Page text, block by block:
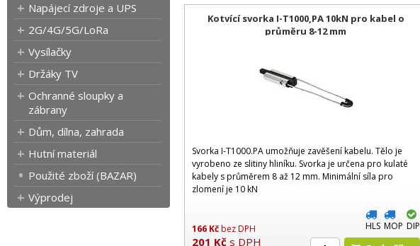
Napájecí zdroje a UPS
2G/4G/5G/LoRa
Vysílačky
Držáky TV
Ochranné sloupky a
zábrany
Dům, dílna, zahrada
Hutní materiál
Použité zboží (BAZAR)
Výprodej
Kotvící svorka I-T1000,PA 10kN pro kabel o
průměru 8-12 mm
Svorka I-T1000.PA umožňuje zavěšení kabelu. Tělo je
vyrobeno ze slitiny hliníku. Svorka je určena pro kulaté
kabely s průměrem 8 až 12 mm. Minimální síla pro
zlomení je 10 kN
166 Kčbez DPH
201 Kč s DPH
HLS MOP DIP